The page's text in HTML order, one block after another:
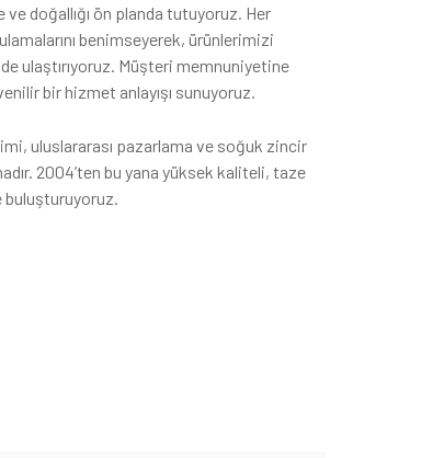
Ürünler
doğallığı ön planda tutuyoruz. Her
benimseyerek, ürünlerimizi
ulaştırıyoruz. Müşteri memnuniyetine
bir hizmet anlayışı sunuyoruz.
uluslararası pazarlama ve soğuk zincir
2004’ten bu yana yüksek kaliteli, taze
buluşturuyoruz.